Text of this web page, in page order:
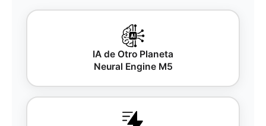
IA de Otro Planeta
Neural Engine M5